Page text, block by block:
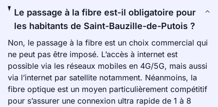
Le passage à la fibre est-il obligatoire pour
les habitants de Saint-Bauzille-de-Putois ?
Non, le passage à la fibre est un choix commercial qui
ne peut pas être imposé. L’accès à internet est
possible via les réseaux mobiles en 4G/5G, mais aussi
via l’internet par satellite notamment. Néanmoins, la
fibre optique est un moyen particulièrement compétitif
pour s’assurer une connexion ultra rapide de 1 à 8